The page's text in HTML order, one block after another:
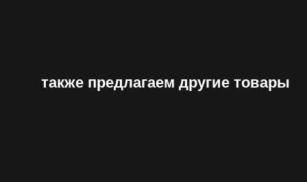
также предлагаем другие товары